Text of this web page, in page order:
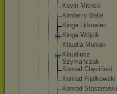
Kevin Mitnick
Kimberly Belle
Kinga Litkowiec
Kinga Wójcik
Klaudia Muniak
Klaudiusz
Szymańczak
Konrad Chęciński
Konrad Fijałkowski
Konrad Staszewski